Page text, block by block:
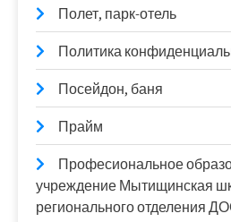
Полет, парк-отель
Политика
Посейдон, баня
Прайм
Професиональное
учреждение Мытищинская
регионального отделения